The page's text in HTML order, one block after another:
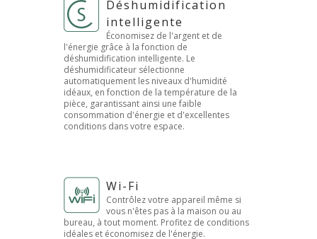
Déshumidification
intelligente
Économisez de l'argent et de
l'énergie grâce à la fonction de
déshumidification intelligente. Le
déshumidificateur sélectionne
automatiquement les niveaux d'humidité
idéaux, en fonction de la température de la
pièce, garantissant ainsi une faible
consommation d'énergie et d'excellentes
conditions dans votre espace.
Wi-Fi
Contrôlez votre appareil même si
vous n'êtes pas à la maison ou au
bureau, à tout moment. Profitez de conditions
idéales et économisez de l'énergie.